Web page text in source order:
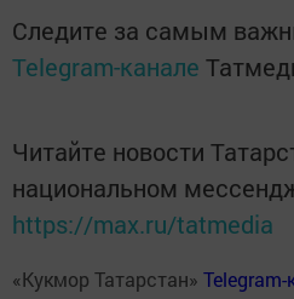
Следите за самым
Telegram-канале
Читайте новости
национальном
https://max.ru/tatmedia
«Кукмор Татарстан» Telegram-